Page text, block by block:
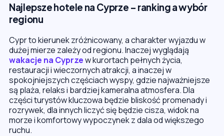
Najlepsze hotele na Cyprze – ranking a wybór
regionu
Cypr to kierunek zróżnicowany, a charakter wyjazdu w
dużej mierze zależy od regionu. Inaczej wyglądają
wakacje na Cyprzew kurortach pełnych życia,
restauracji i wieczornych atrakcji, a inaczej w
spokojniejszych częściach wyspy, gdzie najważniejsze
są plaża, relaks i bardziej kameralna atmosfera. Dla
części turystów kluczowa będzie bliskość promenady i
rozrywek, dla innych liczyć się będzie cisza, widok na
morze i komfortowy wypoczynek z dala od większego
ruchu.